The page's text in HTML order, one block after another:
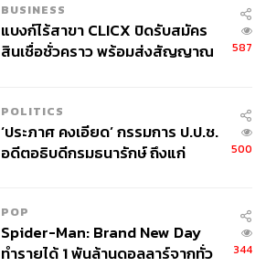
BUSINESS
แบงก์ไร้สาขา CLICX ปิดรับสมัคร
สินเชื่อชั่วคราว พร้อมส่งสัญญาณ
587
POLITICS
‘ประภาศ คงเอียด’ กรรมการ ป.ป.ช.
อดีตอธิบดีกรมธนารักษ์ ถึงแก่
500
POP
Spider-Man: Brand New Day
ทำรายได้ 1 พันล้านดอลลาร์จากทั่ว
344